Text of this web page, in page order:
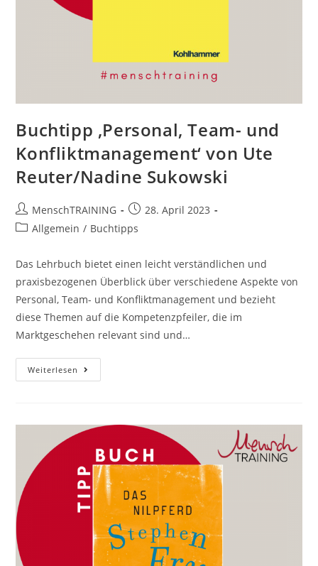
Buchtipp ‚Personal, Team- und
Konfliktmanagement‘ von Ute
Reuter/Nadine Sukowski
Beitrags-
Autor:
MenschTRAINING
Beitrag
veröffentlicht:
28. April 2023
Beitrags-
Allgemein / Buchtipps
Das Lehrbuch bietet einen leicht verständlichen und
praxisbezogenen Überblick über verschiedene Aspekte von
Personal, Team- und Konfliktmanagement und bezieht
diese Themen auf die Kompetenzpfeiler, die im
Marktgeschehen relevant sind und…
Weiterlesen Buchtipp
‚Personal,
Ute
Sukowski